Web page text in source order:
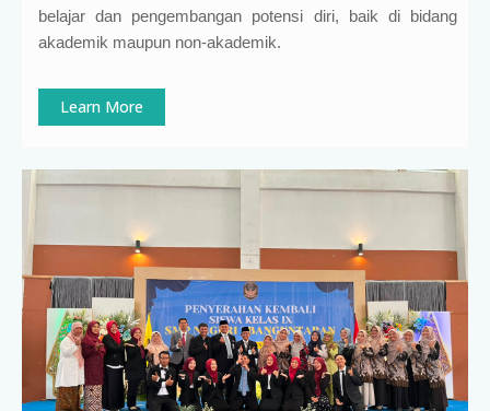
belajar dan pengembangan potensi diri, baik di bidang
akademik maupun non-akademik.
Learn More